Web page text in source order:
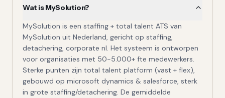
Wat is MySolution?
MySolution is een staffing + total talent ATS van
MySolution uit Nederland, gericht op staffing,
detachering, corporate nl. Het systeem is ontworpen
voor organisaties met 50-5.000+ fte medewerkers.
Sterke punten zijn total talent platform (vast + flex),
gebouwd op microsoft dynamics & salesforce, sterk
in grote staffing/detachering. De gemiddelde